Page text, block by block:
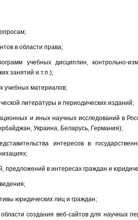
в области права;
учебных дисциплин, контрольно-
занятий и.т.п.);
учебных материалов;
литературы и периодических изданий;
и иных научных исследований в
Украина, Беларусь, Германия);
интересов в
предложений в интересах граждан и
юридических лиц и граждан;
создания веб-сайтов для научных